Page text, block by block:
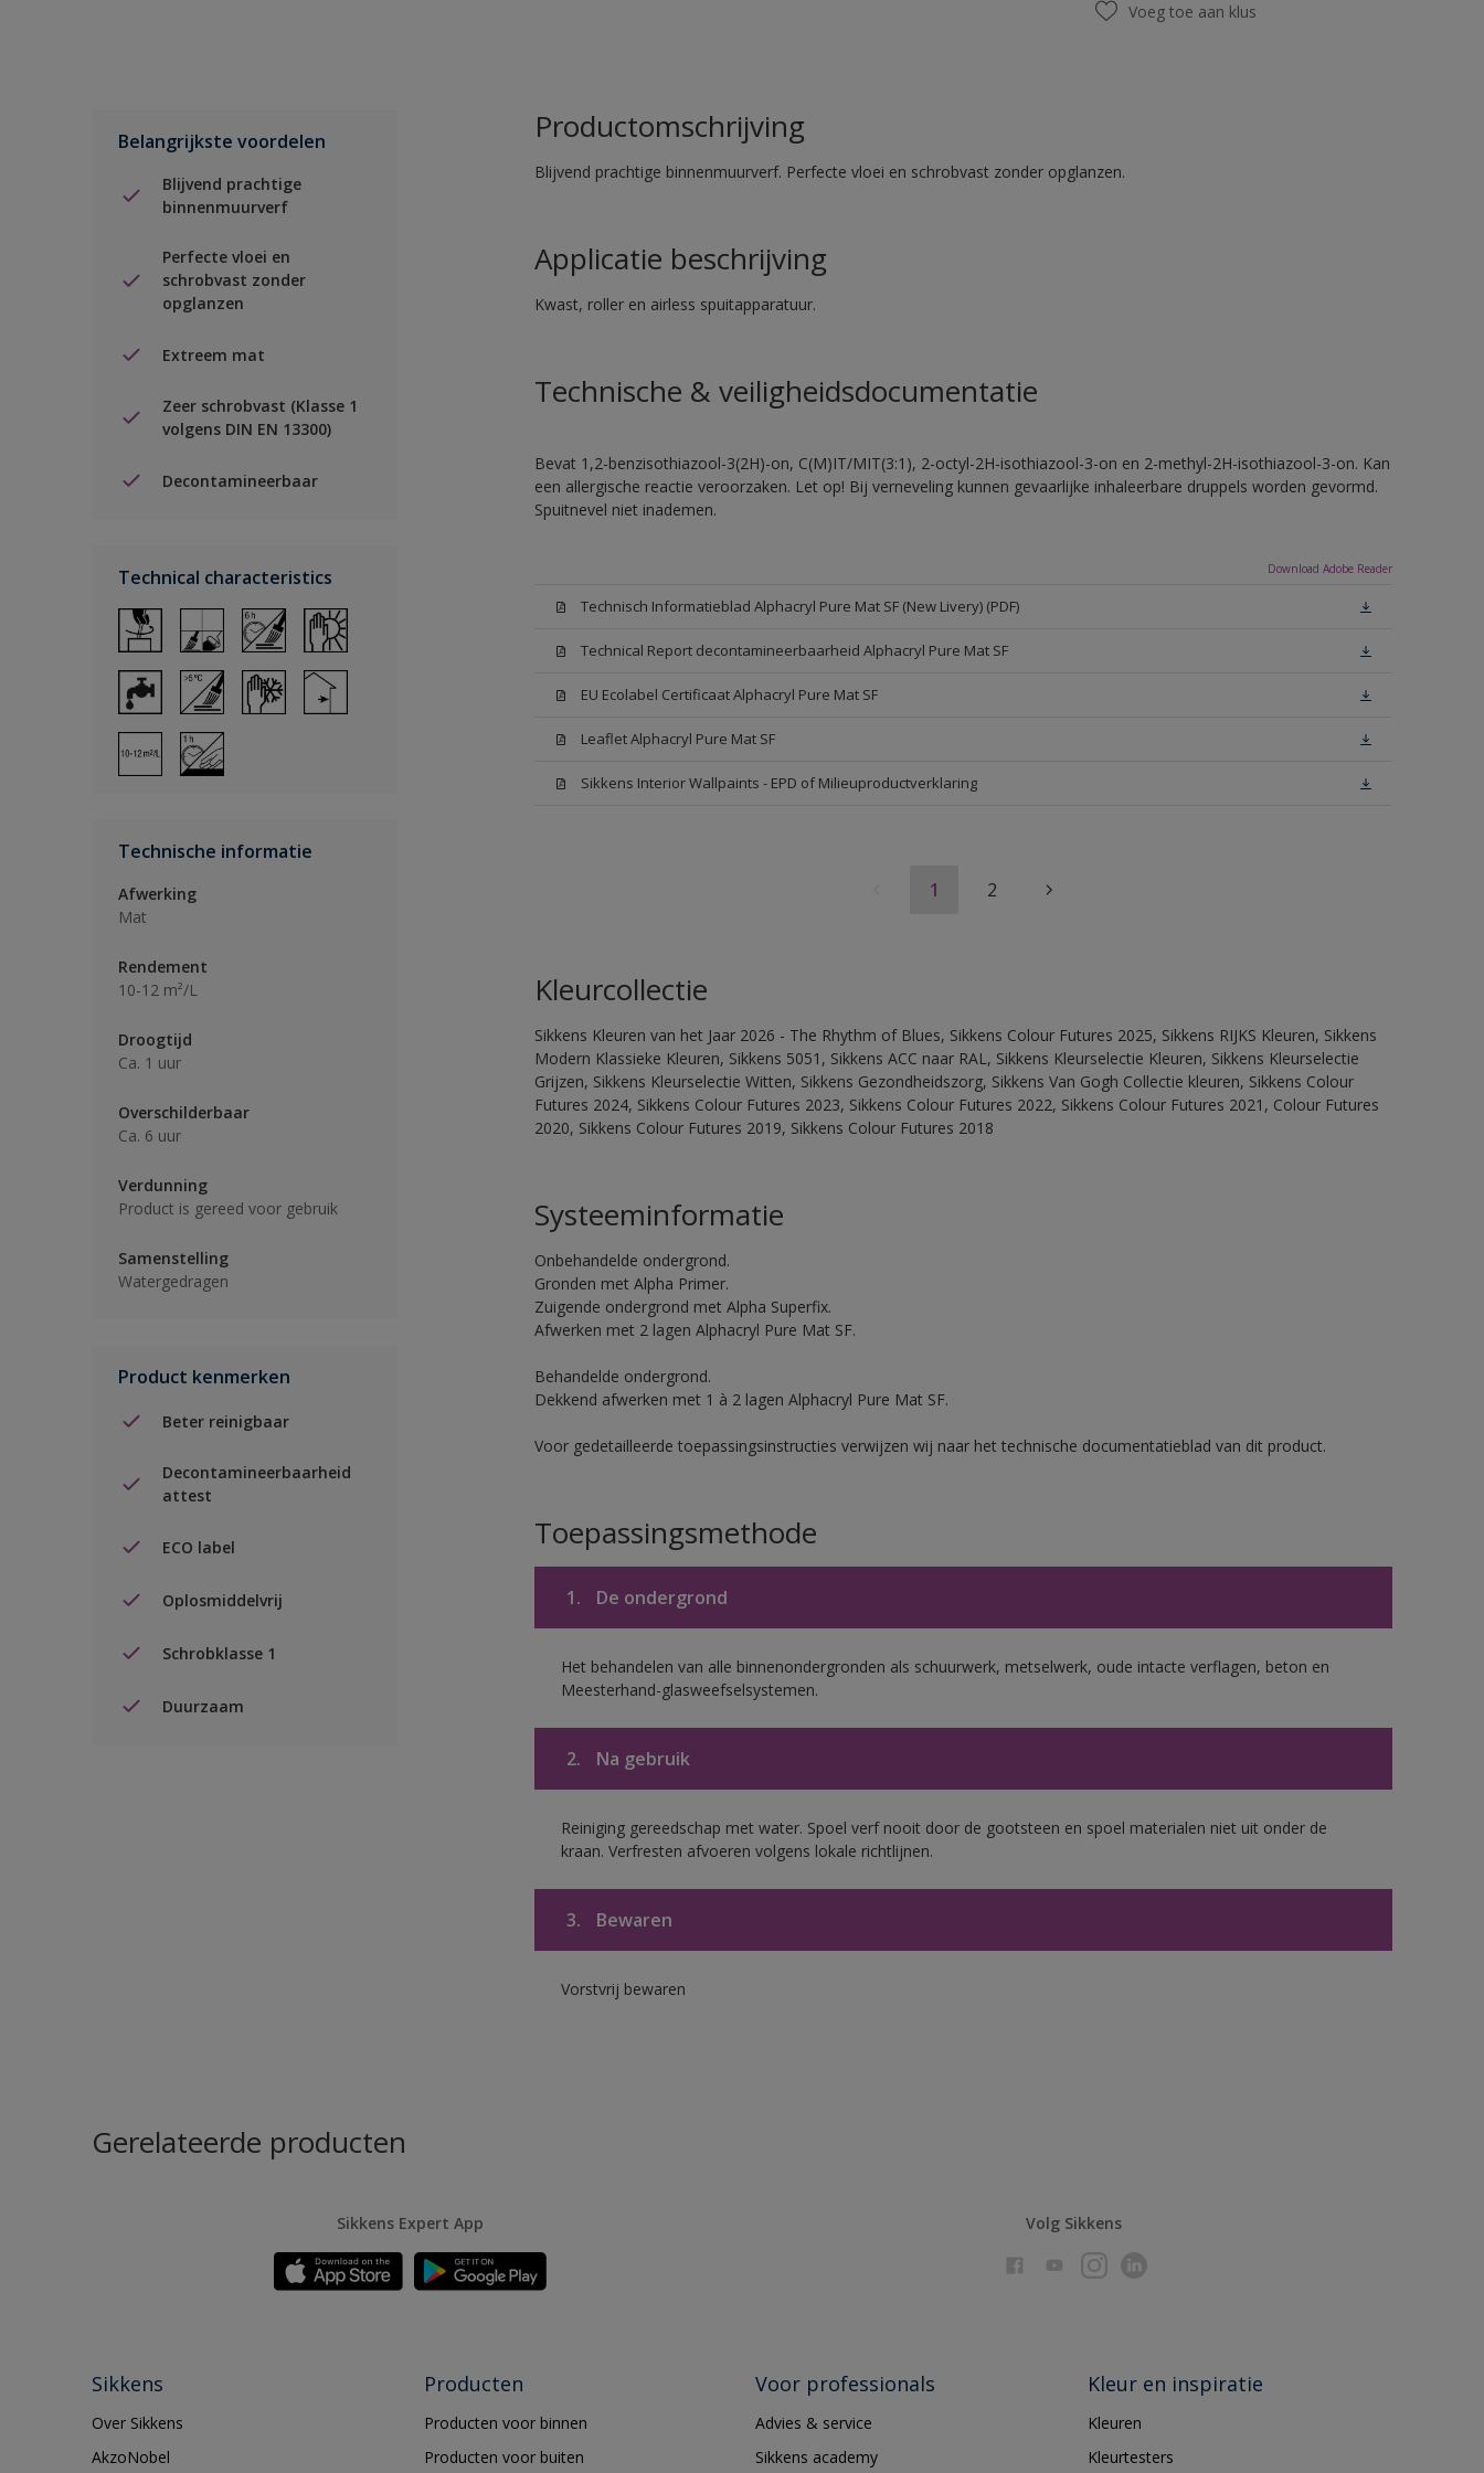
Voeg toe aan klus
Belangrijkste voordelen
Blijvend prachtige
binnenmuurverf
Perfecte vloei en
schrobvast zonder
opglanzen
Extreem mat
Zeer schrobvast (Klasse 1
volgens DIN EN 13300)
Decontamineerbaar
Technical characteristics
Technische informatie
Afwerking
Mat
Rendement
10-12 m²/L
Droogtijd
Ca. 1 uur
Overschilderbaar
Ca. 6 uur
Verdunning
Product is gereed voor gebruik
Samenstelling
Watergedragen
Product kenmerken
Beter reinigbaar
Decontamineerbaarheid
attest
ECO label
Oplosmiddelvrij
Schrobklasse 1
Duurzaam
Productomschrijving
Blijvend prachtige binnenmuurverf. Perfecte vloei en schrobvast zonder opglanzen.
Applicatie beschrijving
Kwast, roller en airless spuitapparatuur.
Technische & veiligheidsdocumentatie
Bevat 1,2-benzisothiazool-3(2H)-on, C(M)IT/MIT(3:1), 2-octyl-2H-isothiazool-3-on en 2-methyl-2H-isothiazool-3-on. Kan
een allergische reactie veroorzaken. Let op! Bij verneveling kunnen gevaarlijke inhaleerbare druppels worden gevormd.
Spuitnevel niet inademen.
Download Adobe Reader
Technisch Informatieblad Alphacryl Pure Mat SF (New Livery) (PDF)
Technical Report decontamineerbaarheid Alphacryl Pure Mat SF
EU Ecolabel Certificaat Alphacryl Pure Mat SF
Leaflet Alphacryl Pure Mat SF
Sikkens Interior Wallpaints - EPD of Milieuproductverklaring
1 2
Kleurcollectie
Sikkens Kleuren van het Jaar 2026 - The Rhythm of Blues, Sikkens Colour Futures 2025, Sikkens RIJKS Kleuren, Sikkens
Modern Klassieke Kleuren, Sikkens 5051, Sikkens ACC naar RAL, Sikkens Kleurselectie Kleuren, Sikkens Kleurselectie
Grijzen, Sikkens Kleurselectie Witten, Sikkens Gezondheidszorg, Sikkens Van Gogh Collectie kleuren, Sikkens Colour
Futures 2024, Sikkens Colour Futures 2023, Sikkens Colour Futures 2022, Sikkens Colour Futures 2021, Colour Futures
2020, Sikkens Colour Futures 2019, Sikkens Colour Futures 2018
Systeeminformatie
Onbehandelde ondergrond.
Gronden met Alpha Primer.
Zuigende ondergrond met Alpha Superfix.
Afwerken met 2 lagen Alphacryl Pure Mat SF.
Behandelde ondergrond.
Dekkend afwerken met 1 à 2 lagen Alphacryl Pure Mat SF.
Voor gedetailleerde toepassingsinstructies verwijzen wij naar het technische documentatieblad van dit product.
Toepassingsmethode
1. De ondergrond
Het behandelen van alle binnenondergronden als schuurwerk, metselwerk, oude intacte verflagen, beton en
Meesterhand-glasweefselsystemen.
2. Na gebruik
Reiniging gereedschap met water. Spoel verf nooit door de gootsteen en spoel materialen niet uit onder de
kraan. Verfresten afvoeren volgens lokale richtlijnen.
3. Bewaren
Vorstvrij bewaren
Gerelateerde producten
Sikkens Expert App Volg Sikkens
Sikkens
Over Sikkens
AkzoNobel
Producten
Producten voor binnen
Producten voor buiten
Voor professionals
Advies & service
Sikkens academy
Kleur en inspiratie
Kleuren
Kleurtesters